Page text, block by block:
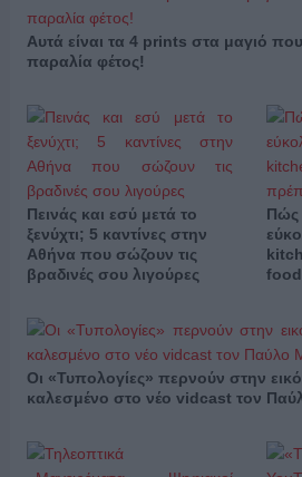
Αυτά είναι τα 4 prints στα μαγιό
παραλία φέτος!
Πεινάς και εσύ μετά το
ξενύχτι; 5 καντίνες στην
Αθήνα που σώζουν τις
βραδινές σου λιγούρες
Πώς
Οι «Τυπολογίες» περνούν στην
καλεσμένο στο νέο vidcast τον